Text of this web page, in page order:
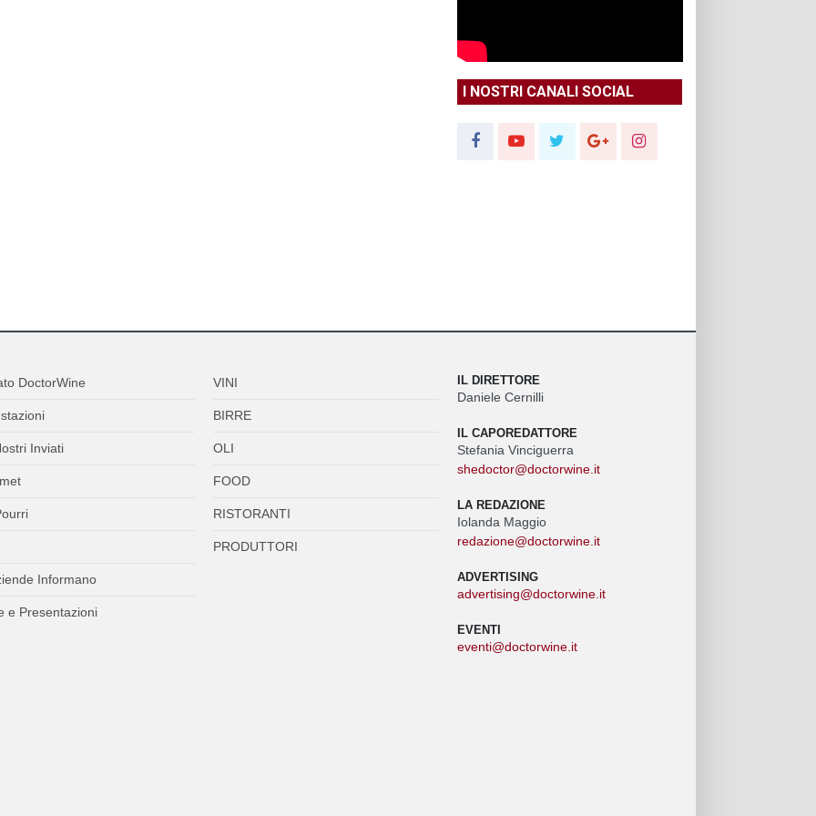
I NOSTRI CANALI SOCIAL
DoctorWine
Inviati
Informano
e Presentazioni
VINI
BIRRE
OLI
FOOD
RISTORANTI
PRODUTTORI
IL DIRETTORE
Daniele Cernilli
IL CAPOREDATTORE
Stefania Vinciguerra
shedoctor@doctorwine.it
LA REDAZIONE
Iolanda Maggio
redazione@doctorwine.it
ADVERTISING
advertising@doctorwine.it
EVENTI
eventi@doctorwine.it